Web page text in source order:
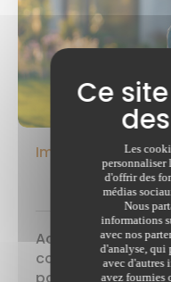
Immobilier neuf :
dans
Acheteur ou
continue de
Les
personnaliser
d'offrir des
médias
Nous
informations
avec nos
d'analyse, qui
avec d'autres
avez fournies